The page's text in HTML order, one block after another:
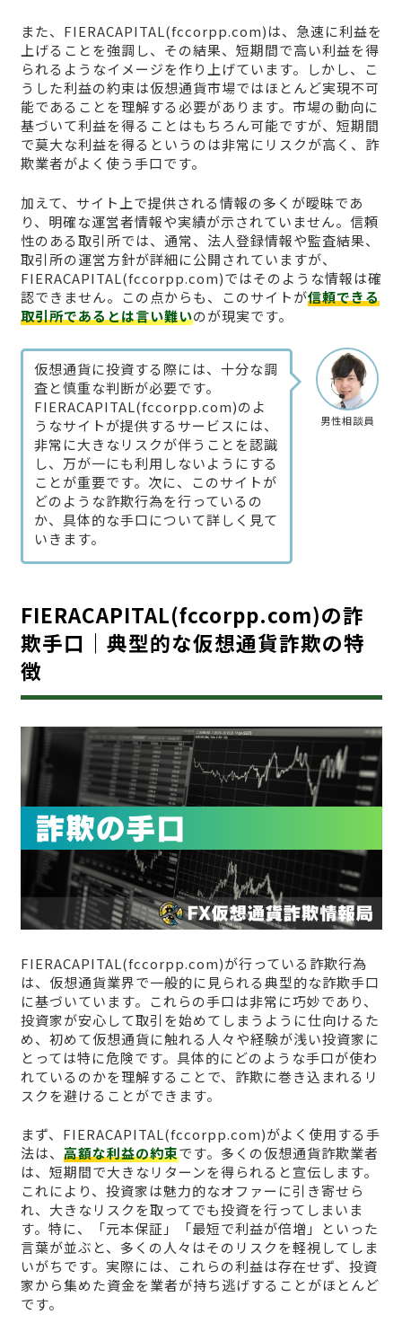
また、FIERACAPITAL(fccorpp.com)は、急速に利益を
上げることを強調し、その結果、短期間で高い利益を得
られるようなイメージを作り上げています。しかし、こ
うした利益の約束は仮想通貨市場ではほとんど実現不可
能であることを理解する必要があります。市場の動向に
基づいて利益を得ることはもちろん可能ですが、短期間
で莫大な利益を得るというのは非常にリスクが高く、詐
欺業者がよく使う手口です。
加えて、サイト上で提供される情報の多くが曖昧であ
り、明確な運営者情報や実績が示されていません。信頼
性のある取引所では、通常、法人登録情報や監査結果、
取引所の運営方針が詳細に公開されていますが、
FIERACAPITAL(fccorpp.com)ではそのような情報は確
認できません。この点からも、このサイトが信頼できる
取引所であるとは言い難いのが現実です。
男性相談員
仮想通貨に投資する際には、十分な調
査と慎重な判断が必要です。
FIERACAPITAL(fccorpp.com)のよ
うなサイトが提供するサービスには、
非常に大きなリスクが伴うことを認識
し、万が一にも利用しないようにする
ことが重要です。次に、このサイトが
どのような詐欺行為を行っているの
か、具体的な手口について詳しく見て
いきます。
FIERACAPITAL(fccorpp.com)の詐
欺手口｜典型的な仮想通貨詐欺の特
徴
FIERACAPITAL(fccorpp.com)が行っている詐欺行為
は、仮想通貨業界で一般的に見られる典型的な詐欺手口
に基づいています。これらの手口は非常に巧妙であり、
投資家が安心して取引を始めてしまうように仕向けるた
め、初めて仮想通貨に触れる人々や経験が浅い投資家に
とっては特に危険です。具体的にどのような手口が使わ
れているのかを理解することで、詐欺に巻き込まれるリ
スクを避けることができます。
まず、FIERACAPITAL(fccorpp.com)がよく使用する手
法は、 高額な利益の約束です。多くの仮想通貨詐欺業者
は、短期間で大きなリターンを得られると宣伝します。
これにより、投資家は魅力的なオファーに引き寄せら
れ、大きなリスクを取ってでも投資を行ってしまいま
す。特に、「元本保証」「最短で利益が倍増」といった
言葉が並ぶと、多くの人々はそのリスクを軽視してしま
いがちです。実際には、これらの利益は存在せず、投資
家から集めた資金を業者が持ち逃げすることがほとんど
です。